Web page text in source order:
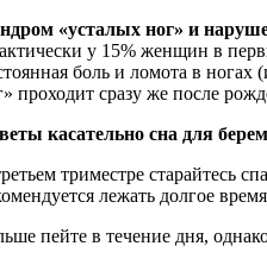
«усталых ног» и
у 15% женщин в
боль и ломота в ногах
проходит сразу же после
касательно сна для
триместре старайтесь
лежать долгое
пейте в течение дня,